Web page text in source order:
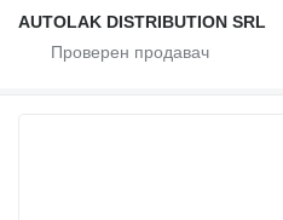
AUTOLAK DISTRIBUTION SRL